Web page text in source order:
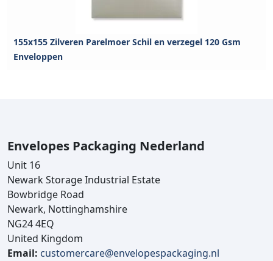
155x155 Zilveren Parelmoer Schil en verzegel 120 Gsm
Enveloppen
Envelopes Packaging Nederland
Unit 16
Newark Storage Industrial Estate
Bowbridge Road
Newark, Nottinghamshire
NG24 4EQ
United Kingdom
Email: customercare@envelopespackaging.nl